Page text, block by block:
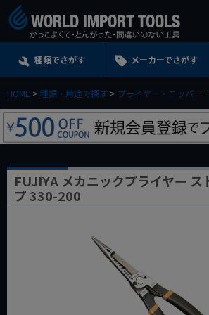
種類でさがす メーカーでさがす
HOME 種類・用途で探す プライヤー・ニッパー
FUJIYA メカニックプライヤー ス
プ 330-200